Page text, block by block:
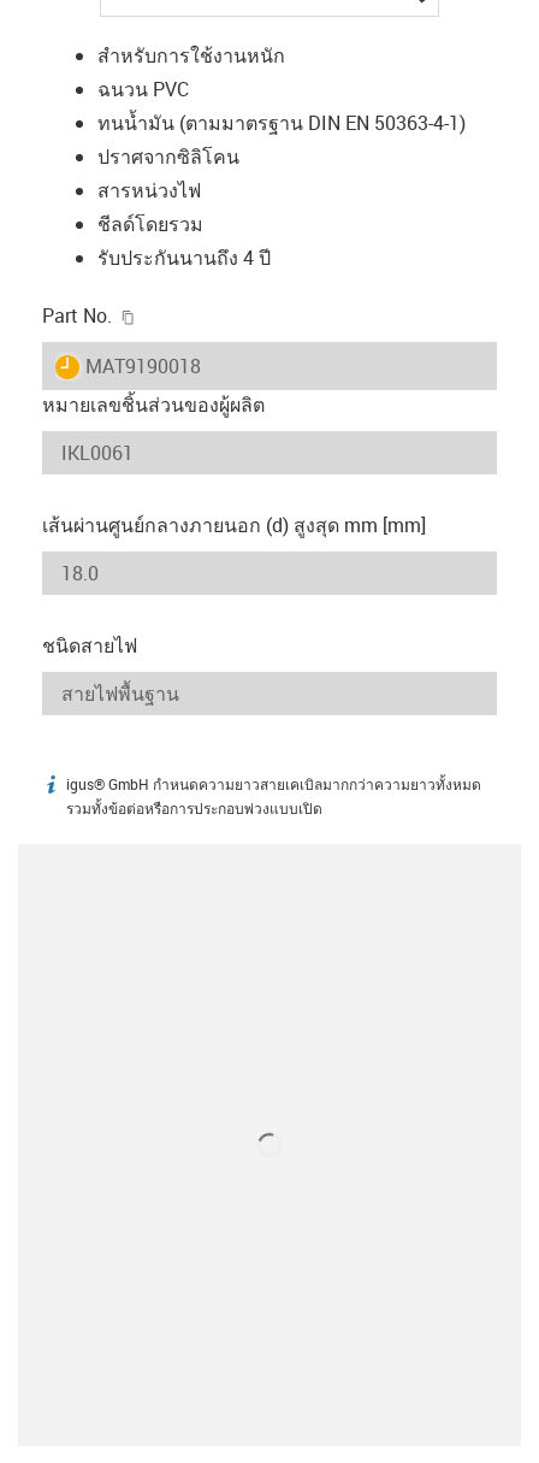
สำหรับการใช้งานหนัก
ฉนวน PVC
ทนน้ำมัน (ตามมาตรฐาน DIN EN 50363-4-1)
ปราศจากซิลิโคน
สารหน่วงไฟ
ชีลด์โดยรวม
รับประกันนานถึง 4 ปี
Part No.
igus-icon-lieferzeit
MAT9190018
หมายเลขชิ้นส่วนของผู้ผลิต
เส้นผ่านศูนย์กลางภายนอก (d) สูงสุด mm [mm]
ชนิดสายไฟ
igus-icon-info
igus® GmbH กำหนดความยาวสายเคเบิลมากกว่าความยาวทั้งหมด
รวมทั้งข้อต่อหรือการประกอบพ่วงแบบเปิด